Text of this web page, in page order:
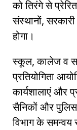
को तिरंगे से
संस्थानों,
होगा।
स्कूल, कालेज व
प्रतियोगिता
कार्यशालाएं और
सैनिकों और
विभाग के समन्वय